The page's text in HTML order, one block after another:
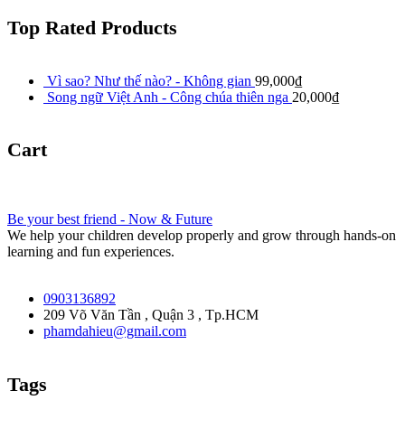
Top Rated Products
Vì sao? Như thế nào? - Không gian 99,000₫
Song ngữ Việt Anh - Công chúa thiên nga 20,000₫
Cart
Be your best friend - Now & Future
We help your children develop properly and grow through hands-on
learning and fun experiences.
0903136892
209 Võ Văn Tần , Quận 3 , Tp.HCM
phamdahieu@gmail.com
Tags